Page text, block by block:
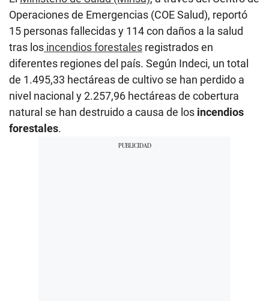
Operaciones de Emergencias (COE Salud), reportó
15 personas fallecidas y 114 con daños a la salud
tras los incendios forestales registrados en
diferentes regiones del país. Según Indeci, un total
de 1.495,33 hectáreas de cultivo se han perdido a
nivel nacional y 2.257,96 hectáreas de cobertura
natural se han destruido a causa de los incendios
forestales.